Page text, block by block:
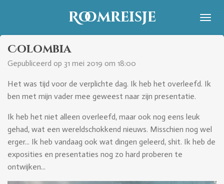
naar
de
hoofdinhoud
Roomreisje
Colombia
Gepubliceerd op 31 mei 2019 om 18:00
Het was tijd voor de verplichte dag. Ik heb het overleefd. Ik
ben met mijn vader mee geweest naar zijn presentatie.
Ik heb het niet alleen overleefd, maar ook nog eens leuk
gehad, wat een wereldschokkend nieuws. Misschien nog wel
erger... Ik heb vandaag ook wat dingen geleerd, shit. Ik heb de
exposities en presentaties nog zo hard proberen te
ontwijken...